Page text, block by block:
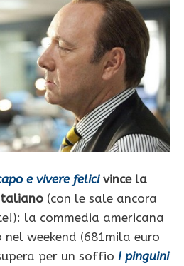
e vivere felici vince la
(con le sale ancora
la commedia americana
nel weekend (681mila euro
per un soffio I pinguini